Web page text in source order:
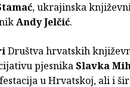
, ukrajinska
Andy Jelčić.
Društva hrvatskih
pjesnikaSlavka
u Hrvatskoj, ali i